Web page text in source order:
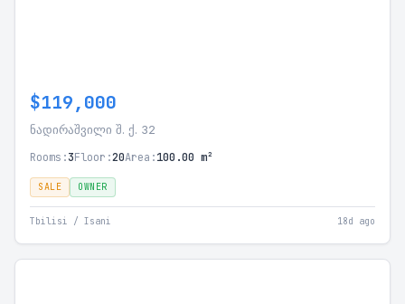
$119,000
ნადირაშვილი შ. ქ. 32
Rooms:3Floor:20Area:100.00 m²
SALE OWNER
Tbilisi / Isani 18d ago